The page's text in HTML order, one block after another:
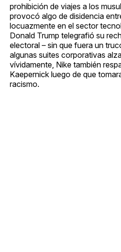
prohibición de viajes a los
provocó algo de disidencia
locuazmente en el sector
Donald Trump telegrafió su
electoral – sin que fuera un
algunas suites corporativas
vívidamente, Nike también
Kaepernick luego de que
racismo.